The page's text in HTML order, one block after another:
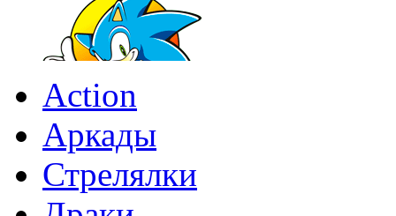
Action
Аркады
Стрелялки